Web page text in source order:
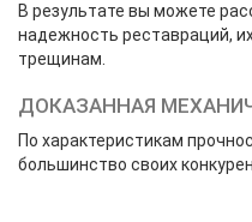
В результате вы можете
надежность реставраций,
трещинам.
ДОКАЗАННАЯ
По характеристикам
большинство своих